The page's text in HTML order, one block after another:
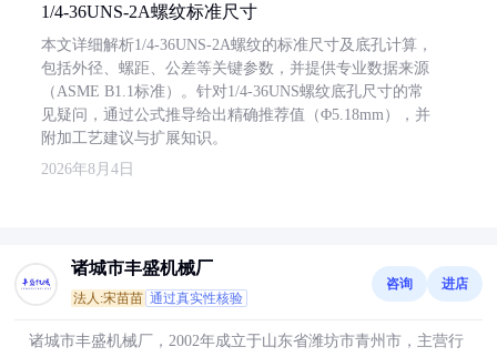
1/4-36UNS-2A螺纹标准尺寸
本文详细解析1/4-36UNS-2A螺纹的标准尺寸及底孔计算，
包括外径、螺距、公差等关键参数，并提供专业数据来源
（ASME B1.1标准）。针对1/4-36UNS螺纹底孔尺寸的常
见疑问，通过公式推导给出精确推荐值（Φ5.18mm），并
附加工艺建议与扩展知识。
2026年8月4日
诸城市丰盛机械厂
法人:宋苗苗 通过真实性核验
咨询 进店
诸城市丰盛机械厂，2002年成立于山东省潍坊市青州市，主营行